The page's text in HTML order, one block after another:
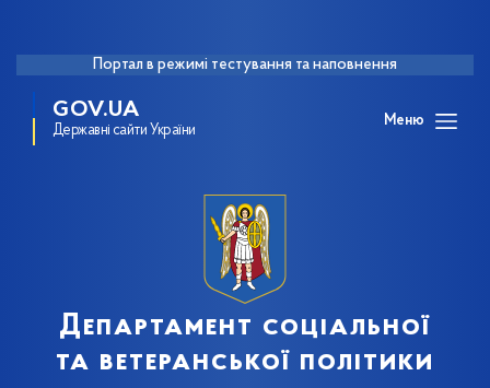
Портал в режимі тестування та наповнення
GOV.UA
Державні сайти України
Меню
Департамент соціальної
та ветеранської політики